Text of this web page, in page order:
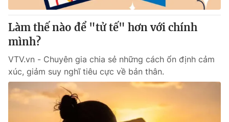
Sản phẩm
Thị trường
Lịch phát sóng
Chuyên mục khác
Emagazine Podcast
Infographic
Làm thế nào để "tử tế" hơn với chính
mình?
VTV.vn - Chuyên gia chia sẻ những cách ổn định cảm
xúc, giảm suy nghĩ tiêu cực về bản thân.